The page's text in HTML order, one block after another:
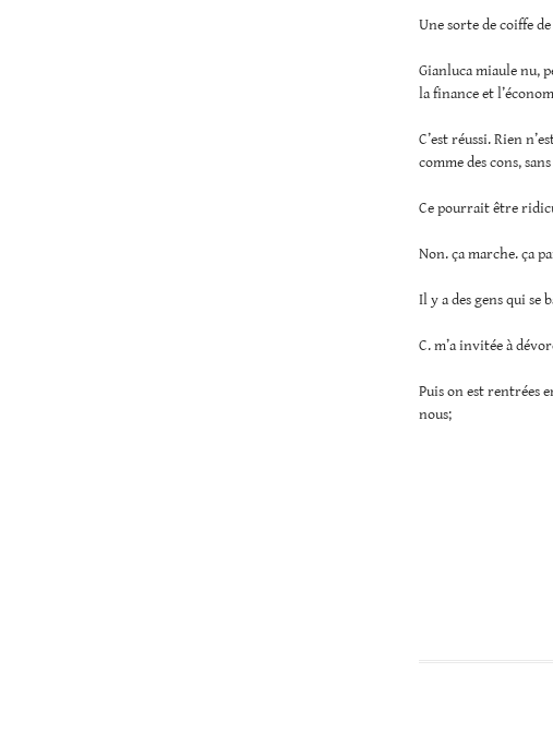
Une sorte de coiffe
Gianluca miaule nu,
la finance et
C’est réussi. Rien
comme des cons,
Ce pourrait être
Non. ça marche. ça
Il y a des gens qui se
C. m’a invitée à
Puis on est rentrées
nous;